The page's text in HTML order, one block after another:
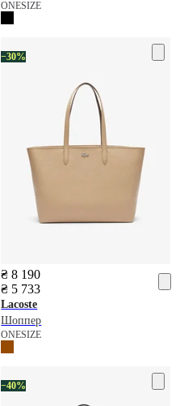
ONESIZE
−30%
₴ 8 190
₴ 5 733
Lacoste
Шоппер
ONESIZE
−40%